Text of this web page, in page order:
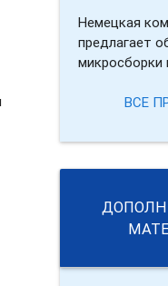
Немецкая
предлагает
микросборки
ВСЕ